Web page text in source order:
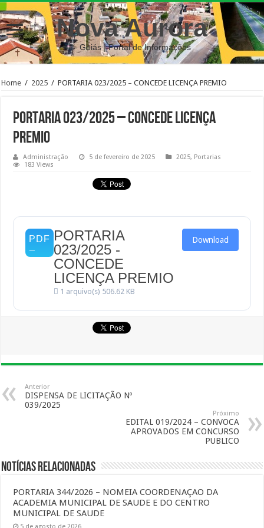
Nova Aurora
– Goiás | Portal de Informações
Home / 2025 / PORTARIA 023/2025 – CONCEDE LICENÇA PREMIO
PORTARIA 023/2025 – CONCEDE LICENÇA
PREMIO
Administração 5 de fevereiro de 2025 2025, Portarias
183 Views
PORTARIA
023/2025 -
CONCEDE
LICENÇA PREMIO
1 arquivo(s) 506.62 KB
Download
Anterior
DISPENSA DE LICITAÇÃO Nº
039/2025
Próximo
EDITAL 019/2024 – CONVOCA
APROVADOS EM CONCURSO
PUBLICO
Notícias Relacionadas
PORTARIA 344/2026 – NOMEIA COORDENAÇAO DA
ACADEMIA MUNICIPAL DE SAUDE E DO CENTRO
MUNICIPAL DE SAUDE